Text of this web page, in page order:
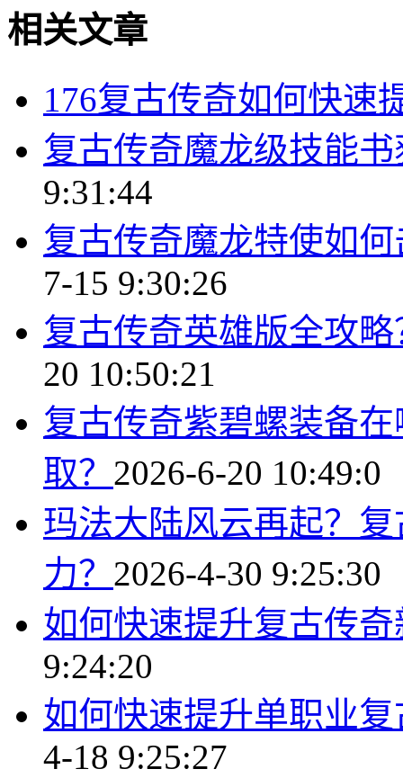
相关文章
176复古传奇如何快速
复古传奇魔龙级技能
9:31:44
复古传奇魔龙特使如
7-15 9:30:26
复古传奇英雄版全攻
20 10:50:21
复古传奇紫碧螺装备
取？ 2026-6-20 10:49:0
玛法大陆风云再起？
力？ 2026-4-30 9:25:30
如何快速提升复古传
9:24:20
如何快速提升单职业
4-18 9:25:27